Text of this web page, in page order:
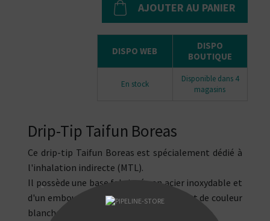
AJOUTER AU PANIER
DISPO WEB
DISPO
BOUTIQUE
En stock
Disponible dans 4
magasins
Drip-Tip Taifun Boreas
Ce drip-tip Taifun Boreas est spécialement dédié à
l'inhalation indirecte (MTL).
Il possède une base fabriquée en acier inoxydable et
d'un embout (Tip) conçu en delrin qui est de couleur
blanche, noire ou Wood Green.
"